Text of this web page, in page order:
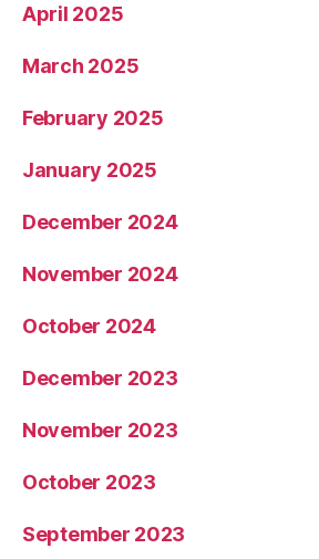
April 2025
March 2025
February 2025
January 2025
December 2024
November 2024
October 2024
December 2023
November 2023
October 2023
September 2023